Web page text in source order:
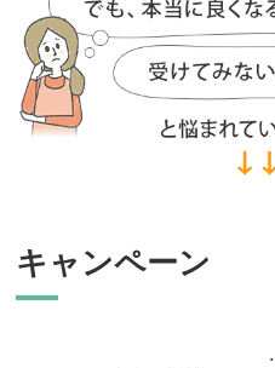
キャンペーン
.